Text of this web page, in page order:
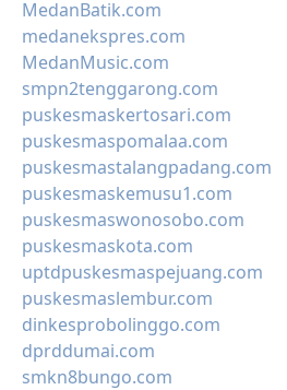
MedanBatik.com
medanekspres.com
MedanMusic.com
smpn2tenggarong.com
puskesmaskertosari.com
puskesmaspomalaa.com
puskesmastalangpadang.com
puskesmaskemusu1.com
puskesmaswonosobo.com
puskesmaskota.com
uptdpuskesmaspejuang.com
puskesmaslembur.com
dinkesprobolinggo.com
dprddumai.com
smkn8bungo.com